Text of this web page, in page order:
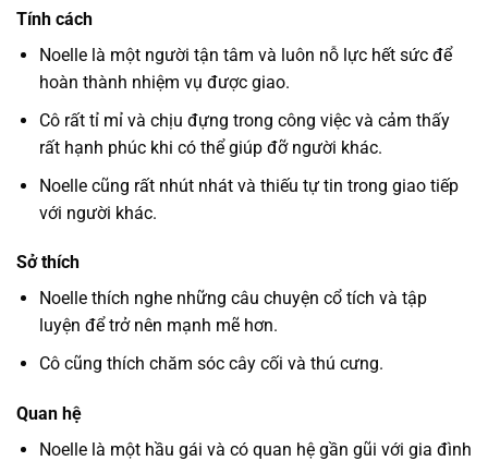
Tính cách
Noelle là một người tận tâm và luôn nỗ lực hết sức để
hoàn thành nhiệm vụ được giao.
Cô rất tỉ mỉ và chịu đựng trong công việc và cảm thấy
rất hạnh phúc khi có thể giúp đỡ người khác.
Noelle cũng rất nhút nhát và thiếu tự tin trong giao tiếp
với người khác.
Sở thích
Noelle thích nghe những câu chuyện cổ tích và tập
luyện để trở nên mạnh mẽ hơn.
Cô cũng thích chăm sóc cây cối và thú cưng.
Quan hệ
Noelle là một hầu gái và có quan hệ gần gũi với gia đình